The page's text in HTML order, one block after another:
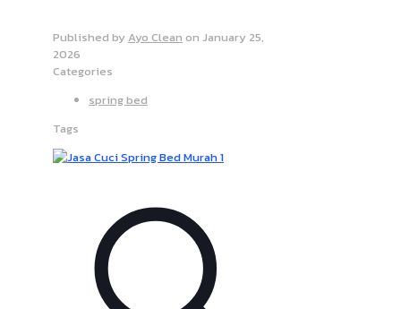
Published by Ayo Clean on January 25,
2026
Categories
spring bed
Tags